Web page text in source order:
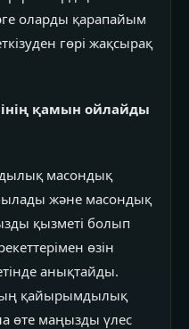
оларды қарапайым
гөрі жақсырақ
қамын ойлайды
масондық
және масондық
қызметі болып
өзін
анықтайды.
қайырымдылық
өте маңызды үлес